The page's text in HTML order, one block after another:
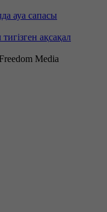
ауа сапасы
ақсақал
Media